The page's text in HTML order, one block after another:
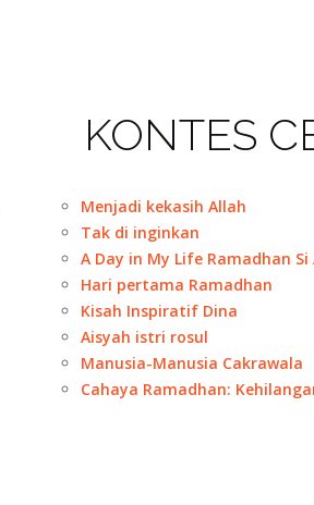
KONTES
Menjadi kekasih Allah
Tak di inginkan
A Day in My Life Ramadhan Si
Hari pertama Ramadhan
Kisah Inspiratif Dina
Aisyah istri rosul
Manusia-Manusia Cakrawala
Cahaya Ramadhan: